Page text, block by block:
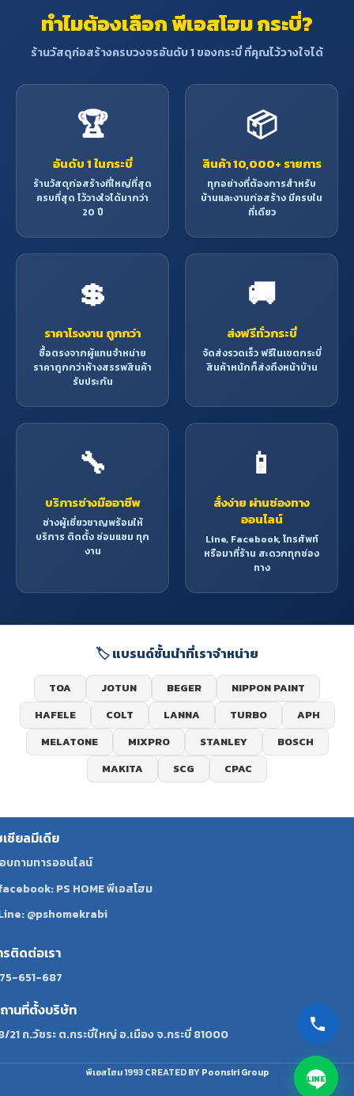
ทำไมต้องเลือก พีเอสโฮม กระบี่?
ร้านวัสดุก่อสร้างครบวงจรอันดับ 1 ของกระบี่ ที่คุณไว้วางใจได้
🏆
อันดับ 1 ในกระบี่
ร้านวัสดุก่อสร้างที่ใหญ่ที่สุด
ครบที่สุด ไว้วางใจได้มากว่า
20 ปี
📦
สินค้า 10,000+ รายการ
ทุกอย่างที่ต้องการสำหรับ
บ้านและงานก่อสร้าง มีครบใน
ที่เดียว
💲
ราคาโรงงาน ถูกกว่า
ซื้อตรงจากผู้แทนจำหน่าย
ราคาถูกกว่าห้างสรรพสินค้า
รับประกัน
🚚
ส่งฟรีทั่วกระบี่
จัดส่งรวดเร็ว ฟรีในเขตกระบี่
สินค้าหนักก็ส่งถึงหน้าบ้าน
🔧
บริการช่างมืออาชีพ
ช่างผู้เชี่ยวชาญพร้อมให้
บริการ ติดตั้ง ซ่อมแซม ทุก
งาน
📱
สั่งง่าย ผ่านช่องทาง
ออนไลน์
Line, Facebook, โทรศัพท์
หรือมาที่ร้าน สะดวกทุกช่อง
ทาง
🏷️ แบรนด์ชั้นนำที่เราจำหน่าย
TOA JOTUN BEGER
NIPPON PAINT
HAFELE
COLT LANNA TURBO
APH
MELATONE
MIXPRO STANLEY
BOSCH
MAKITA
SCG CPAC
เชียลมีเดีย
บถามทารออนไลน์
PS HOME พีเอสโฮม
@pshomekrabi
รติดต่อเรา
651-687
านที่ตั้งบริษัท
21 ถ.วัชระ ต.กระบี่ใหญ่ อ.เมือง จ.กระบี่ 81000
พีเอสโฮม1993 CREATED BYPoonsiri Group
LINE